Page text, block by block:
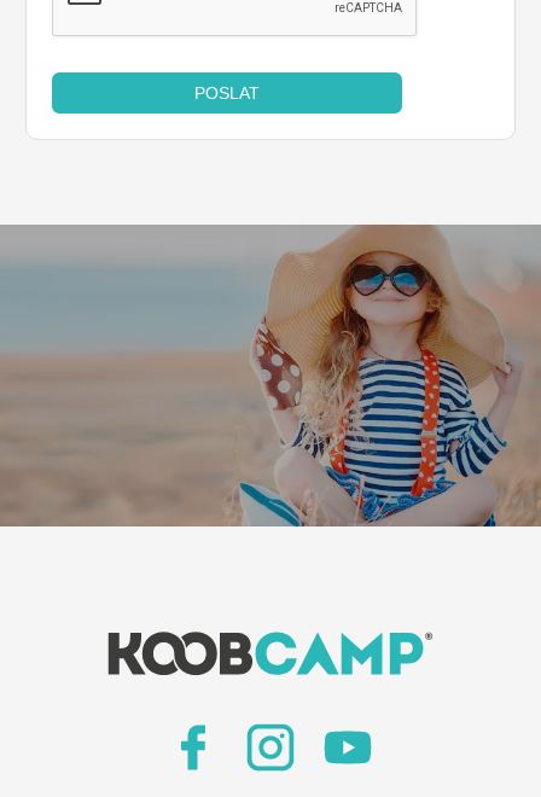
POSLAT